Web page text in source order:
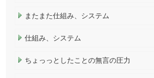
またまた仕組み、システム
仕組み、システム
ちょっっとしたことの無言の圧力